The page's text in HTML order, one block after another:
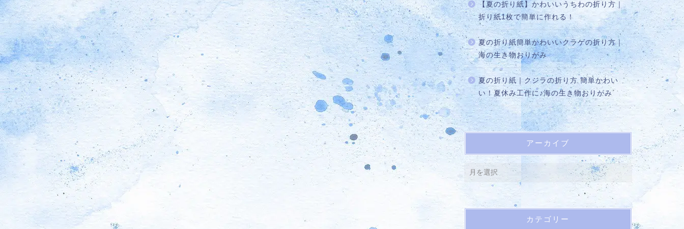
【夏の折り紙】かわいいうちわの折り方｜
折り紙1枚で簡単に作れる！
夏の折り紙簡単かわいいクラゲの折り方｜
海の生き物おりがみ
夏の折り紙｜クジラの折り方 簡単かわい
い！夏休み工作に♪海の生き物おりがみ
アーカイブ
カテゴリー